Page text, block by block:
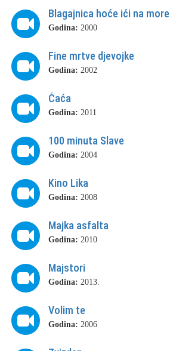
Blagajnica hoće ići na more
Godina: 2000
Fine mrtve djevojke
Godina: 2002
Ćaća
Godina: 2011
100 minuta Slave
Godina: 2004
Kino Lika
Godina: 2008
Majka asfalta
Godina: 2010
Majstori
Godina: 2013.
Volim te
Godina: 2006